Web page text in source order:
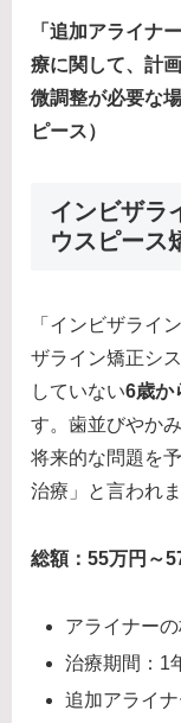
「追加アライナ
療に関して、計
微調整が必​​要な
ピース）
インビザラ
ウスピース
「インビザライ
ザライン矯正シ
していない6歳か
す。歯並びやか
将来的な問題を
治療」と言われま
総額：55万円～
アライナー
治療期間：1
追加アライ